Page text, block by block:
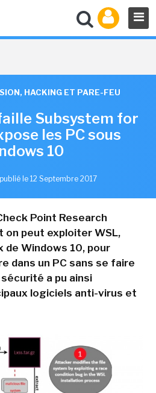
HACKING ET PARE-FEU
Subsystem for
les PC sous
10
publié le 12 Septembre 2017
Point Research
on peut exploiter WSL,
Windows 10, pour
dans un PC sans se faire
a pu ainsi
logiciels anti-virus et